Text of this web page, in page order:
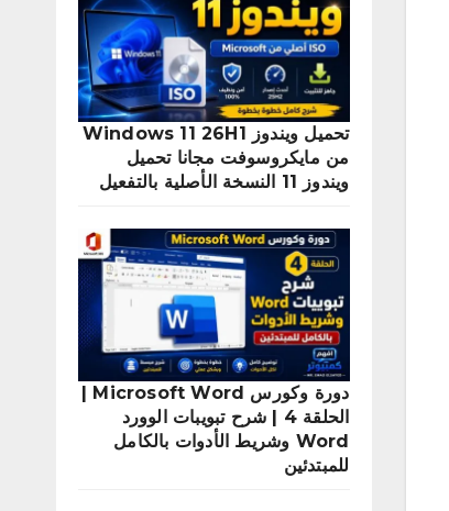
تحميل ويندوز Windows 11 26H1
من مايكروسوفت مجانا تحميل
ويندوز 11 النسخة الأصلية بالتفعيل
دورة وكورس Microsoft Word |
الحلقة 4 | شرح تبويبات الوورد
Word وشريط الأدوات بالكامل
للمبتدئين